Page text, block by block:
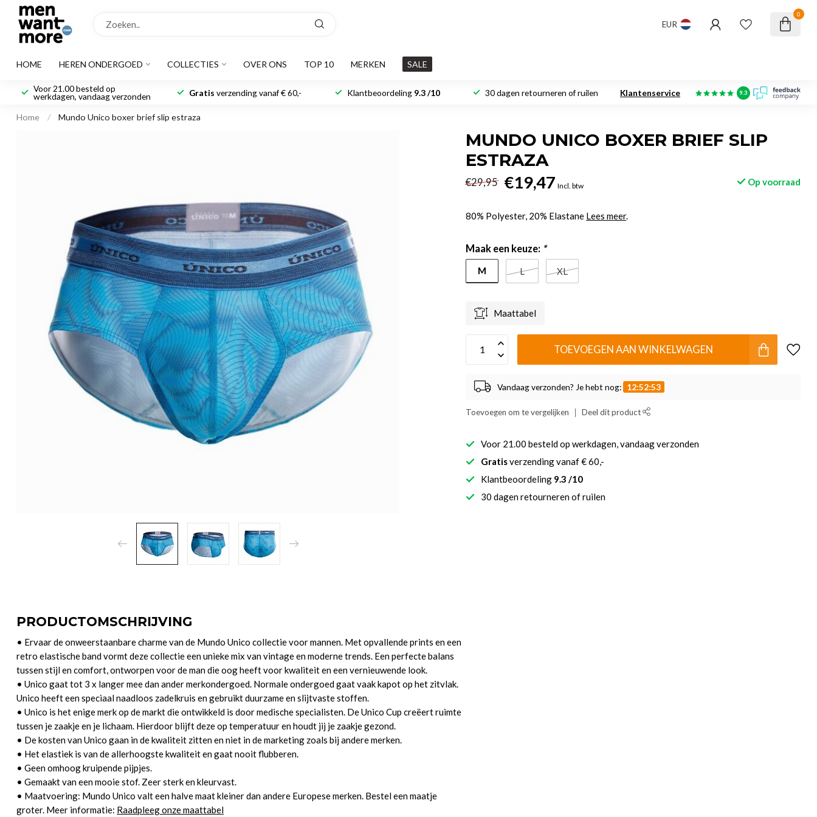
EUR
0
HOME HEREN ONDERGOED COLLECTIES OVER ONS TOP 10 MERKEN SALE
Voor 21.00 besteld op
werkdagen, vandaag verzonden Gratis verzending vanaf € 60,- Klantbeoordeling 9.3 /10 30 dagen retourneren of ruilen Klantenservice 9.3
Home / Mundo Unico boxer brief slip estraza
MUNDO UNICO BOXER BRIEF SLIP
ESTRAZA
€29,95 €19,47 Incl. btw Op voorraad
80% Polyester, 20% Elastane Lees meer.
Maak een keuze: *
M L XL
Maattabel
TOEVOEGEN AAN WINKELWAGEN
Vandaag verzonden? Je hebt nog: 12:52:52
Toevoegen om te vergelijken Deel dit product
Voor 21.00 besteld op werkdagen, vandaag verzonden
Gratisverzending vanaf € 60,-
Klantbeoordeling 9.3 /10
30 dagen retourneren of ruilen
PRODUCTOMSCHRIJVING
• Ervaar de onweerstaanbare charme van de Mundo Unico collectie voor mannen. Met opvallende prints en een
retro elastische band vormt deze collectie een unieke mix van vintage en moderne trends. Een perfecte balans
tussen stijl en comfort, ontworpen voor de man die oog heeft voor kwaliteit en een vernieuwende look.
• Unico gaat tot 3 x langer mee dan ander merkondergoed. Normale ondergoed gaat vaak kapot op het zitvlak.
Unico heeft een speciaal naadloos zadelkruis en gebruikt duurzame en slijtvaste stoffen.
• Unico is het enige merk op de markt die ontwikkeld is door medische specialisten. De Unico Cup creëert ruimte
tussen je zaakje en je lichaam. Hierdoor blijft deze op temperatuur en houdt jij je zaakje gezond.
• De kosten van Unico gaan in de kwaliteit zitten en niet in de marketing zoals bij andere merken.
• Het elastiek is van de allerhoogste kwaliteit en gaat nooit flubberen.
• Geen omhoog kruipende pijpjes.
• Gemaakt van een mooie stof. Zeer sterk en kleurvast.
• Maatvoering: Mundo Unico valt een halve maat kleiner dan andere Europese merken. Bestel een maatje
groter. Meer informatie: Raadpleeg onze maattabel